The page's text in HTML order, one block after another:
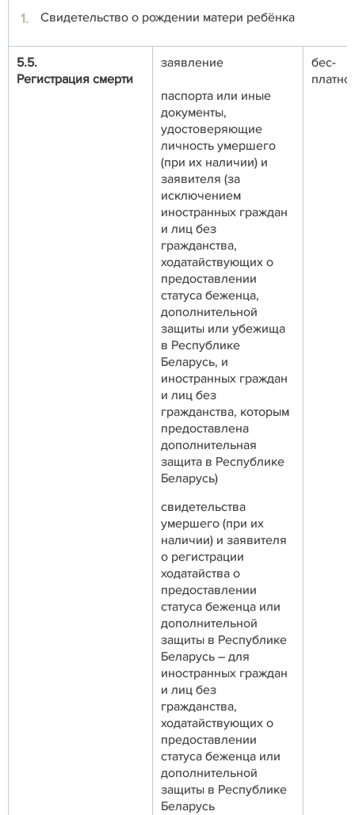
Свидетельство о рождении матери ребёнка
5.5.
Регистрация смерти
заявление
паспорта или иные
документы,
удостоверяющие
личность умершего
(при их наличии) и
заявителя (за
исключением
иностранных граждан
и лиц без
гражданства,
ходатайствующих о
предоставлении
статуса беженца,
дополнительной
защиты или убежища
в Республике
Беларусь, и
иностранных граждан
и лиц без
гражданства, которым
предоставлена
дополнительная
защита в Республике
Беларусь)
свидетельства
умершего (при их
наличии) и заявителя
о регистрации
ходатайства о
предоставлении
статуса беженца или
дополнительной
защиты в Республике
Беларусь – для
иностранных граждан
и лиц без
гражданства,
ходатайствующих о
предоставлении
статуса беженца или
дополнительной
защиты в Республике
Беларусь
бес-
платно